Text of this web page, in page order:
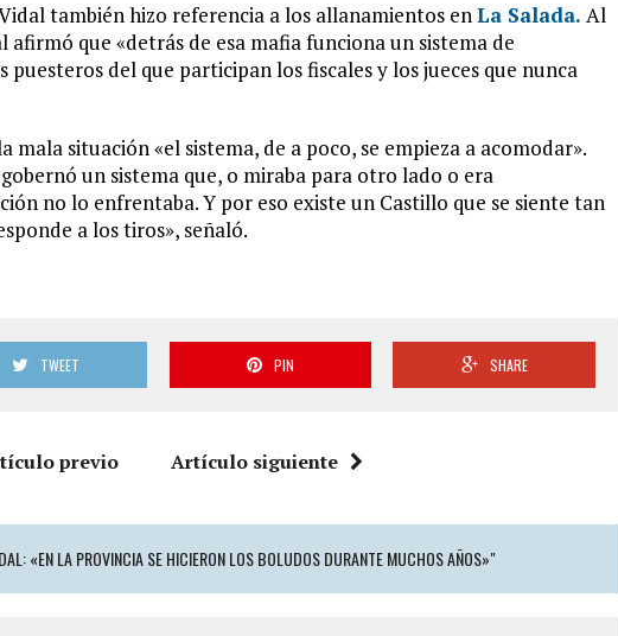
también hizo referencia a los allanamientos enLa Salada. Al
que «detrás de esa mafia funciona un sistema de
puesteros del que participan los fiscales y los jueces que nunca
mala situación «el sistema, de a poco, se empieza a acomodar».
un sistema que, o miraba para otro lado o era
no lo enfrentaba. Y por eso existe un Castillo que se siente tan
a los tiros», señaló.
TWEET PIN SHARE
previo Artículo siguiente
«EN LA PROVINCIA SE HICIERON LOS BOLUDOS DURANTE MUCHOS AÑOS»"